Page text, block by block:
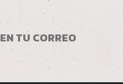
EN TU CORREO